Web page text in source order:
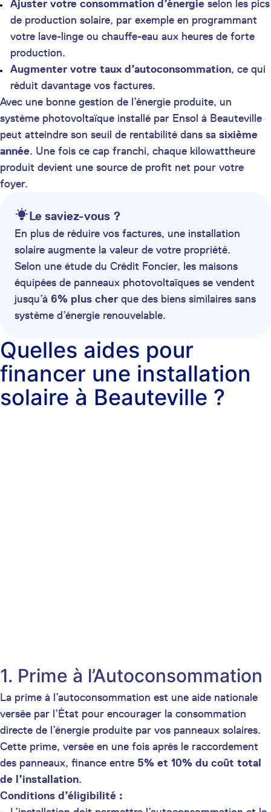
Ajuster votre consommation d’énergie selon les pics
de production solaire, par exemple en programmant
votre lave-linge ou chauffe-eau aux heures de forte
production.
Augmenter votre taux d’autoconsommation, ce qui
réduit davantage vos factures.
Avec une bonne gestion de l’énergie produite, un
système photovoltaïque installé par Ensol à Beauteville
peut atteindre son seuil de rentabilité dans sa sixième
année. Une fois ce cap franchi, chaque kilowattheure
produit devient une source de profit net pour votre
foyer.
Le saviez-vous ?
En plus de réduire vos factures, une installation
solaire augmente la valeur de votre propriété.
Selon une étude du Crédit Foncier, les maisons
équipées de panneaux photovoltaïques se vendent
jusqu’à 6% plus cher que des biens similaires sans
système d’énergie renouvelable.
Quelles aides pour
financer une installation
solaire à Beauteville ?
1. Prime à l’Autoconsommation
La prime à l’autoconsommation est une aide nationale
versée par l’État pour encourager la consommation
directe de l’énergie produite par vos panneaux solaires.
Cette prime, versée en une fois après le raccordement
des panneaux, finance entre 5% et 10% du coût total
de l’installation.
Conditions d’éligibilité :